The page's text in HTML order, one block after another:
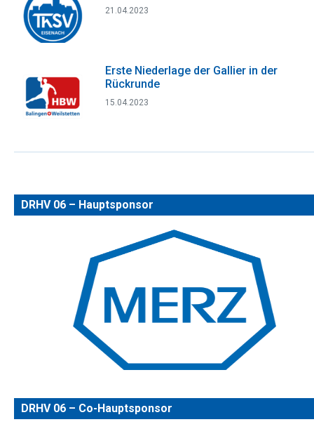
21.04.2023
Erste Niederlage der Gallier in der
Rückrunde
15.04.2023
DRHV 06 – Hauptsponsor
DRHV 06 – Co-Hauptsponsor